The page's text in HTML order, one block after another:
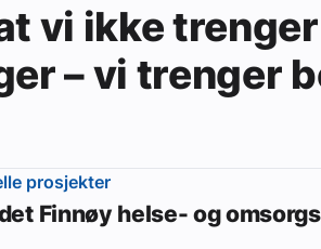
vi ikke trenger
– vi trenger
prosjekter
Finnøy helse- og